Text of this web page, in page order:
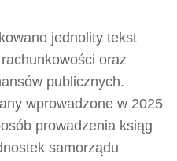
jednolity tekst
oraz
publicznych.
wprowadzone w 2025
prowadzenia ksiąg
samorządu